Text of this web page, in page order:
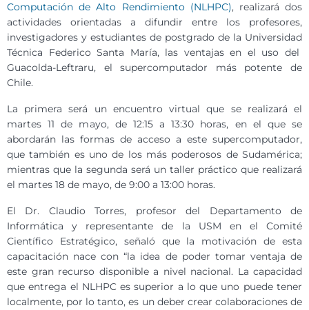
Computación de Alto Rendimiento (NLHPC), realizará dos
actividades orientadas a difundir entre los profesores,
investigadores y estudiantes de postgrado de la Universidad
Técnica Federico Santa María, las ventajas en el uso del
Guacolda-Leftraru, el supercomputador más potente de
Chile.
La primera será un encuentro virtual que se realizará el
martes 11 de mayo, de 12:15 a 13:30 horas, en el que se
abordarán las formas de acceso a este supercomputador,
que también es uno de los más poderosos de Sudamérica;
mientras que la segunda será un taller práctico que realizará
el martes 18 de mayo, de 9:00 a 13:00 horas.
El Dr. Claudio Torres, profesor del Departamento de
Informática y representante de la USM en el Comité
Científico Estratégico, señaló que la motivación de esta
capacitación nace con “la idea de poder tomar ventaja de
este gran recurso disponible a nivel nacional. La capacidad
que entrega el NLHPC es superior a lo que uno puede tener
localmente, por lo tanto, es un deber crear colaboraciones de